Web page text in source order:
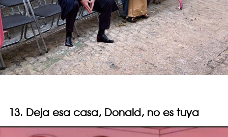
13. Deja esa casa, Donald, no es tuya